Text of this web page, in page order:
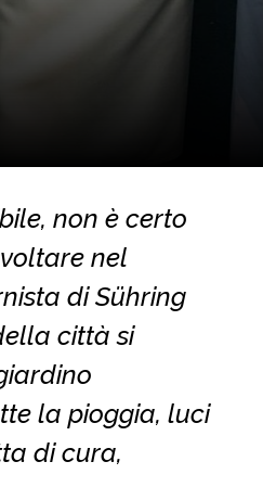
non è certo
nel
di Sühring
città si
la pioggia, luci
di cura,